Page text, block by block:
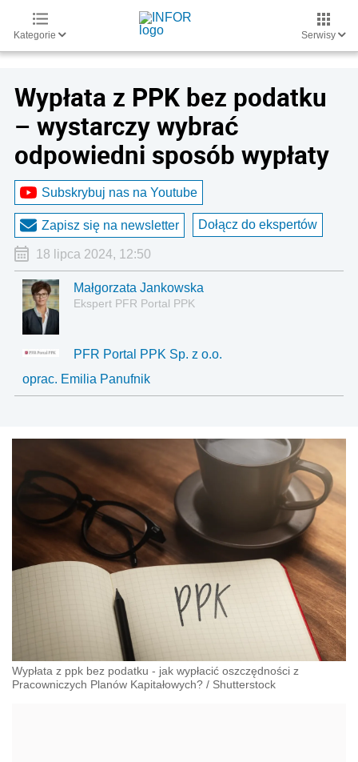
Kategorie Serwisy
Wypłata z PPK bez podatku
– wystarczy wybrać
odpowiedni sposób wypłaty
Subskrybuj nas na Youtube
Zapisz się na newsletter Dołącz do ekspertów
18 lipca 2024, 12:50
Małgorzata Jankowska
Ekspert PFR Portal PPK
PFR Portal PPK Sp. z o.o.
oprac. Emilia Panufnik
Wypłata z ppk bez podatku - jak wypłacić oszczędności z
Pracowniczych Planów Kapitałowych? / Shutterstock